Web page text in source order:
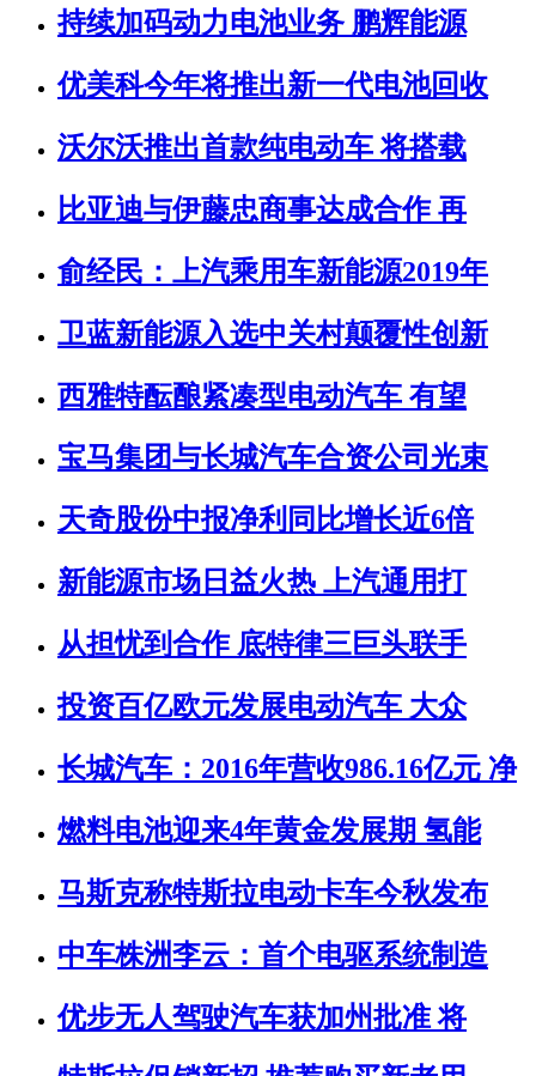
持续加码动力电池业务 鹏辉能源
优美科今年将推出新一代电池回收
沃尔沃推出首款纯电动车 将搭载
比亚迪与伊藤忠商事达成合作 再
俞经民：上汽乘用车新能源2019年
卫蓝新能源入选中关村颠覆性创新
西雅特酝酿紧凑型电动汽车 有望
宝马集团与长城汽车合资公司光束
天奇股份中报净利同比增长近6倍
新能源市场日益火热 上汽通用打
从担忧到合作 底特律三巨头联手
投资百亿欧元发展电动汽车 大众
长城汽车：2016年营收986.16亿元 净
燃料电池迎来4年黄金发展期 氢能
马斯克称特斯拉电动卡车今秋发布
中车株洲李云：首个电驱系统制造
优步无人驾驶汽车获加州批准 将